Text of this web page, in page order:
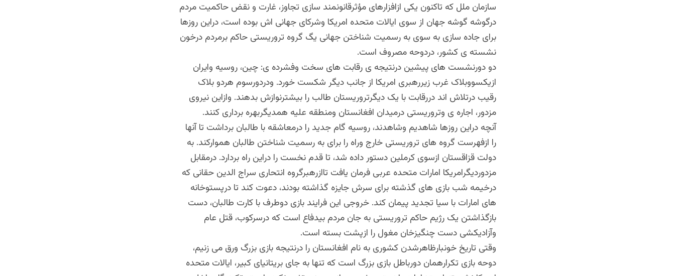
سازمان ملل که تاکنون یکی ازافزارهای مؤثرقانونمند سازی تجاوز، غارت و نقض حاکمیت مردم
درگوشه گوشه جهان از سوی ایالات متحده امریکا وشرکای جهانی اش بوده است، دراین روزها
برای جاده سازی به سوی به رسمیت شناختن جهانی یگ گروه تروریستی حاکم برمردم درخون
نشسته ی کشور، دردوحه مصروف است.
دو دورنشست های پیشین درنتیجه ی رقابت های سخت وفشرده ی: چین، روسیه وایران
ازیکسووبلاک غرب زیررهبری امریکا از جانب دیگر شکست خورد. ودردورسوم هردو بلاک
رقیب درتلاش اند دررقابت با یک دیگرتروریستان طالب را بیشترنوازش بدهند. وازاین نیروی
مزدور، اجاره ی وتروریستی درمیدان افغانستان ومنطقه علیه همدیگربهره برداری کنند.
آنچه دراین روزها شاهدیم وشاهدند، روسیه گام جدید را درمعاشقه با طالبان برداشت تا آنها
را ازفهرست گروه های تروریستی خارج وراه را برای به رسمیت شناختن طالبان هموارکند. به
دولت قزاقستان ازسوی کرملین دستور داده شد، تا قدم نخست را دراین راه بردارد. درمقابل
مزدوردیگرامریکا امارات متحده عربی فرمان یافت تاازرهبرگروه انتحاری سراج الدین حقانی که
درخیمه شب بازی های گذشته برای سرش جایزه گذاشته بودند، دعوت کند تا درپستوخانه
های امارات با سیا تجدید پیمان کند. خروجی این فرایند بازی دوطرف با کارت طالبان، دست
بازگذاشتن یک رژیم حاکم تروریستی به جان مردم بیدفاع است که درسرکوب، قتل عام
وآزادیکشی دست چنگیزخان مغول را ازپشت بسته است.
وقتی تاریخ خونبارظاهرشدن کشوری به نام افغانستان را درنتیجه بازی بزرگ ورق می زنیم،
دوحه بازی تکرارهمان دورباطل بازی بزرگ است که تنها به جای بریتانیای کبیر، ایالات متحده